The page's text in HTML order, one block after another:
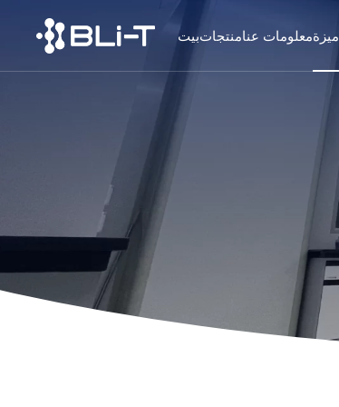
بيتمنتجاتمعلومات عناميزة